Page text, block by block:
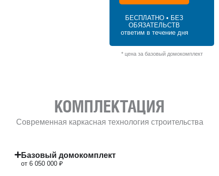
БЕСПЛАТНО • БЕЗ
ОБЯЗАТЕЛЬСТВ
ответим в течение дня
* цена за базовый домокомплект
КОМПЛЕКТАЦИЯ
Современная каркасная технология строительства
Базовый домокомплект
от 6 050 000 ₽